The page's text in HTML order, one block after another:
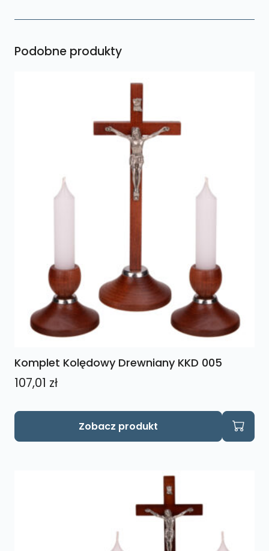
Podobne produkty
Komplet Kolędowy Drewniany KKD 005
107,01 zł
Zobacz produkt
Ten